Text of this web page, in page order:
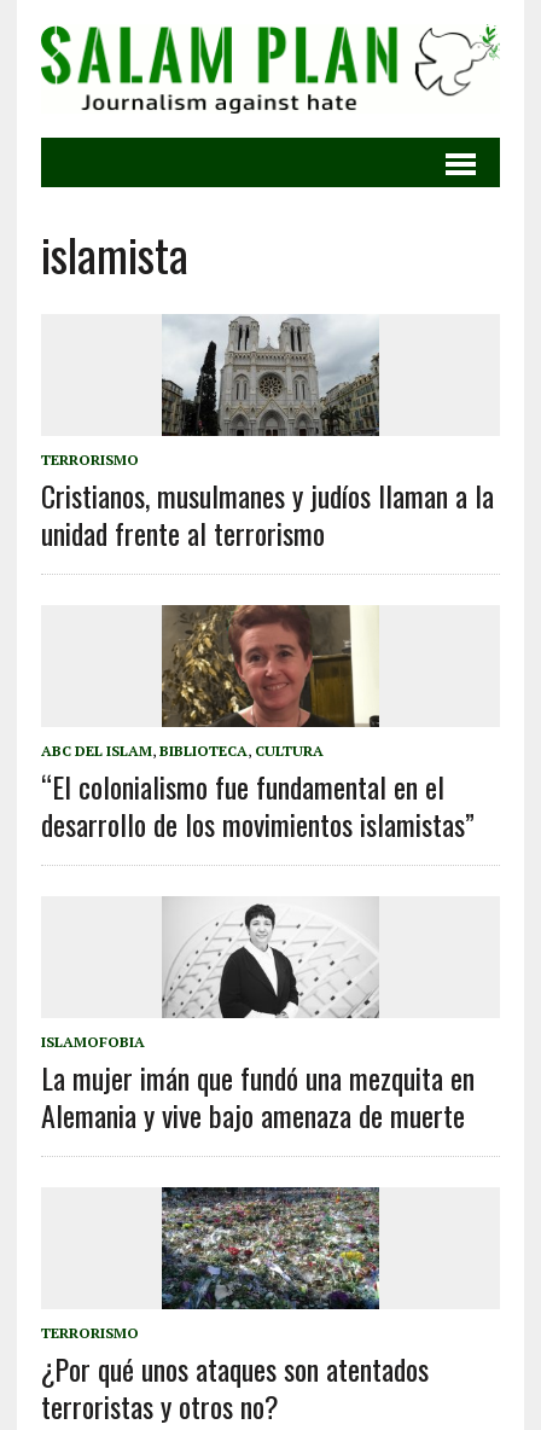
islamista
TERRORISMO
Cristianos, musulmanes y judíos llaman a la
unidad frente al terrorismo
ABC DEL ISLAM, BIBLIOTECA, CULTURA
“El colonialismo fue fundamental en el
desarrollo de los movimientos islamistas”
ISLAMOFOBIA
La mujer imán que fundó una mezquita en
Alemania y vive bajo amenaza de muerte
TERRORISMO
¿Por qué unos ataques son atentados
terroristas y otros no?